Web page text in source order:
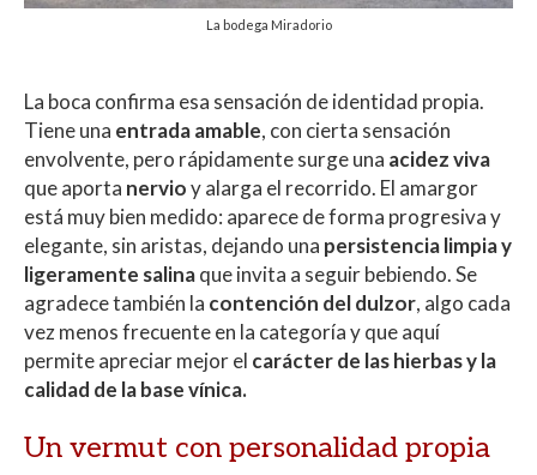
La bodega Miradorio
La boca confirma esa sensación de identidad propia.
Tiene una entrada amable, con cierta sensación
envolvente, pero rápidamente surge una acidez viva
que aporta nervioy alarga el recorrido. El amargor
está muy bien medido: aparece de forma progresiva y
elegante, sin aristas, dejando una persistencia limpia y
ligeramente salinaque invita a seguir bebiendo. Se
agradece también la contención del dulzor, algo cada
vez menos frecuente en la categoría y que aquí
permite apreciar mejor el carácter de las hierbas y la
calidad de la base vínica.
Un vermut con personalidad propia